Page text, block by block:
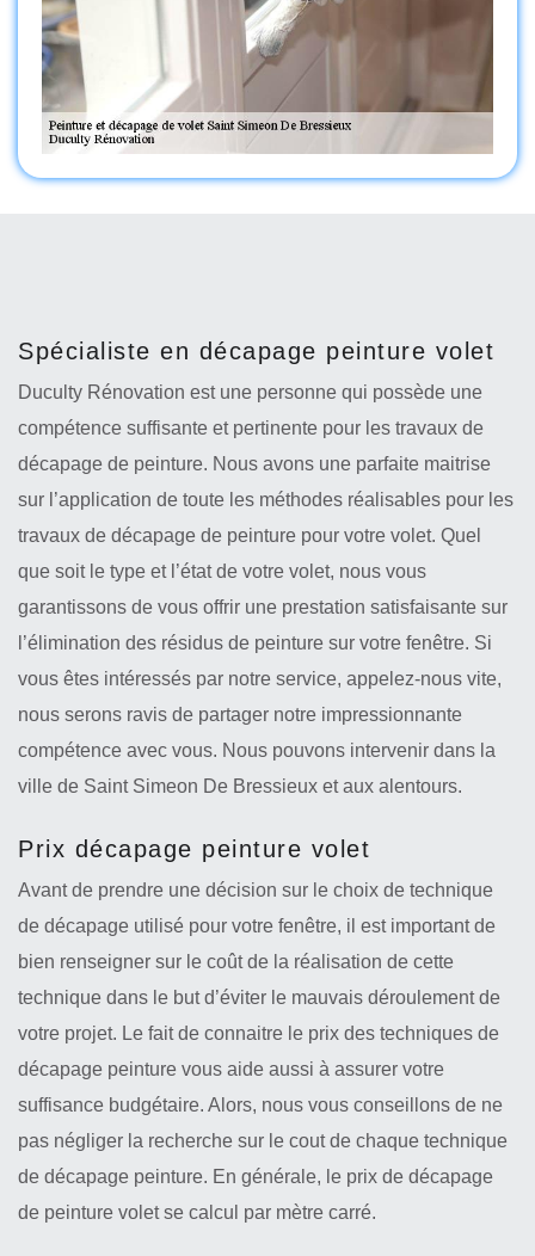
Spécialiste en décapage peinture volet
Duculty Rénovation est une personne qui possède une
compétence suffisante et pertinente pour les travaux de
décapage de peinture. Nous avons une parfaite maitrise
sur l’application de toute les méthodes réalisables pour les
travaux de décapage de peinture pour votre volet. Quel
que soit le type et l’état de votre volet, nous vous
garantissons de vous offrir une prestation satisfaisante sur
l’élimination des résidus de peinture sur votre fenêtre. Si
vous êtes intéressés par notre service, appelez-nous vite,
nous serons ravis de partager notre impressionnante
compétence avec vous. Nous pouvons intervenir dans la
ville de Saint Simeon De Bressieux et aux alentours.
Prix décapage peinture volet
Avant de prendre une décision sur le choix de technique
de décapage utilisé pour votre fenêtre, il est important de
bien renseigner sur le coût de la réalisation de cette
technique dans le but d’éviter le mauvais déroulement de
votre projet. Le fait de connaitre le prix des techniques de
décapage peinture vous aide aussi à assurer votre
suffisance budgétaire. Alors, nous vous conseillons de ne
pas négliger la recherche sur le cout de chaque technique
de décapage peinture. En générale, le prix de décapage
de peinture volet se calcul par mètre carré.